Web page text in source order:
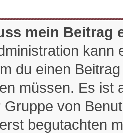
mein Beitrag
kann
du einen
müssen. Es ist
Gruppe von
begutachten